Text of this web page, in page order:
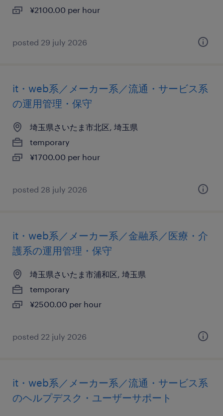
¥2100.00 per hour
posted 29 july 2026
it・web系／メーカー系／流通・サービス系
の運用管理・保守
埼玉県さいたま市北区, 埼玉県
temporary
¥1700.00 per hour
posted 28 july 2026
it・web系／メーカー系／金融系／医療・介
護系の運用管理・保守
埼玉県さいたま市浦和区, 埼玉県
temporary
¥2500.00 per hour
posted 22 july 2026
it・web系／メーカー系／流通・サービス系
のヘルプデスク・ユーザーサポート